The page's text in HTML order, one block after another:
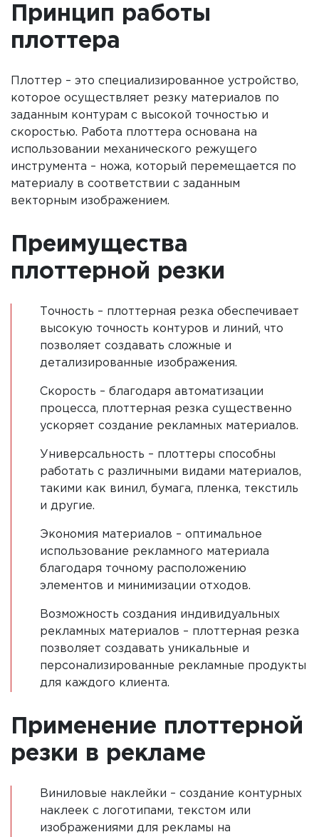
Принцип работы
плоттера
Плоттер – это специализированное устройство,
которое осуществляет резку материалов по
заданным контурам с высокой точностью и
скоростью. Работа плоттера основана на
использовании механического режущего
инструмента – ножа, который перемещается по
материалу в соответствии с заданным
векторным изображением.
Преимущества
плоттерной резки
Точность – плоттерная резка обеспечивает
высокую точность контуров и линий, что
позволяет создавать сложные и
детализированные изображения.
Скорость – благодаря автоматизации
процесса, плоттерная резка существенно
ускоряет создание рекламных материалов.
Универсальность – плоттеры способны
работать с различными видами материалов,
такими как винил, бумага, пленка, текстиль
и другие.
Экономия материалов – оптимальное
использование рекламного материала
благодаря точному расположению
элементов и минимизации отходов.
Возможность создания индивидуальных
рекламных материалов – плоттерная резка
позволяет создавать уникальные и
персонализированные рекламные продукты
для каждого клиента.
Применение плоттерной
резки в рекламе
Виниловые наклейки – создание контурных
наклеек с логотипами, текстом или
изображениями для рекламы на